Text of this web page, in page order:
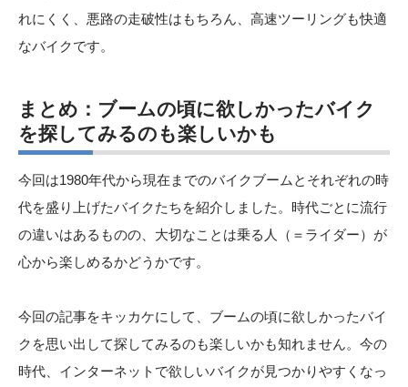
れにくく、悪路の走破性はもちろん、高速ツーリングも快適
なバイクです。
まとめ：ブームの頃に欲しかったバイク
を探してみるのも楽しいかも
今回は1980年代から現在までのバイクブームとそれぞれの時
代を盛り上げたバイクたちを紹介しました。時代ごとに流行
の違いはあるものの、大切なことは乗る人（＝ライダー）が
心から楽しめるかどうかです。
今回の記事をキッカケにして、ブームの頃に欲しかったバイ
クを思い出して探してみるのも楽しいかも知れません。今の
時代、インターネットで欲しいバイクが見つかりやすくなっ